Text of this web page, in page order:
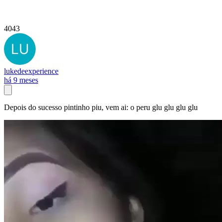
4043
lukedeexperience
há 9 meses
Depois do sucesso pintinho piu, vem ai: o peru glu glu glu glu